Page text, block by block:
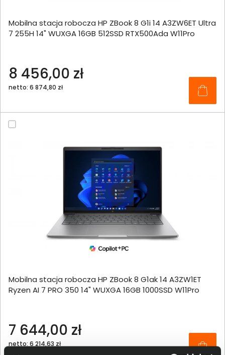
Mobilna stacja robocza HP ZBook 8 G1i 14 A3ZW6ET Ultra
7 255H 14" WUXGA 16GB 512SSD RTX500Ada W11Pro
8 456,00 zł
netto: 6 874,80 zł
Mobilna stacja robocza HP ZBook 8 G1ak 14 A3ZW1ET
Ryzen AI 7 PRO 350 14" WUXGA 16GB 1000SSD W11Pro
7 644,00 zł
netto: 6 214,63 zł